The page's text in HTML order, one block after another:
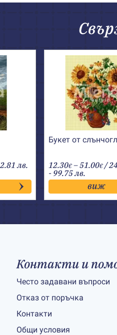
лв.
Букет от
12.30€ –51.00€/
- 99.75 лв.
виж
Контакти и
Често задавани въпроси
Отказ от поръчка
Контакти
Общи условия